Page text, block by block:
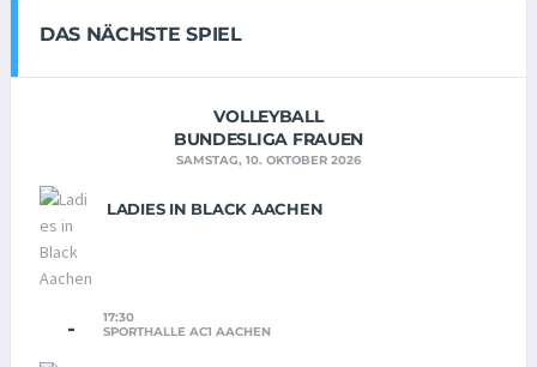
DAS NÄCHSTE SPIEL
VOLLEYBALL
BUNDESLIGA FRAUEN
SAMSTAG, 10. OKTOBER 2026
LADIES IN BLACK AACHEN
-
17:30
SPORTHALLE AC1 AACHEN